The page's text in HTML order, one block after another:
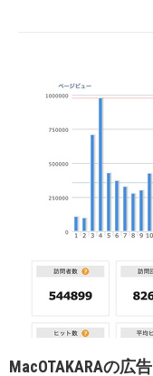
MacOTAKARAの広